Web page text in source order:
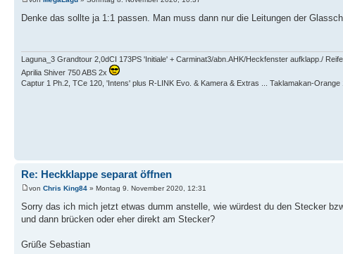
Denke das sollte ja 1:1 passen. Man muss dann nur die Leitungen der
Laguna_3 Grandtour 2,0dCI 173PS 'Initiale' + Carminat3/abn.AHK/Heckfenster aufklapp./
Aprilia Shiver 750 ABS 2x
Captur 1 Ph.2, TCe 120, 'Intens' plus R-LINK Evo. & Kamera & Extras ... Taklamakan-Orange
Re: Heckklappe separat öffnen
von Chris King84 » Montag 9. November 2020, 12:31
Sorry das ich mich jetzt etwas dumm anstelle, wie würdest du den Stecker
und dann brücken oder eher direkt am Stecker?
Grüße Sebastian